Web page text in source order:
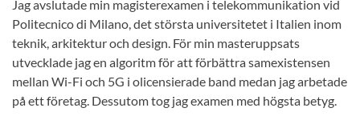
Jag avslutade min magisterexamen i telekommunikation vid
Politecnico di Milano, det största universitetet i Italien inom
teknik, arkitektur och design. För min masteruppsats
utvecklade jag en algoritm för att förbättra samexistensen
mellan Wi-Fi och 5G i olicensierade band medan jag arbetade
på ett företag. Dessutom tog jag examen med högsta betyg.